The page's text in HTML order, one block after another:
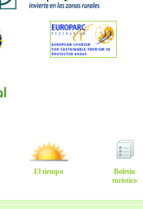
El tiempo
Boletín
turístico